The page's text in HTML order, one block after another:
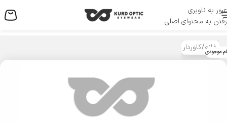
عبور به ناوبری
رفتن به محتوای اصلی
منو
خانه/کاوردار موجودی